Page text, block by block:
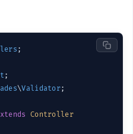
;
\Validator;
Controller